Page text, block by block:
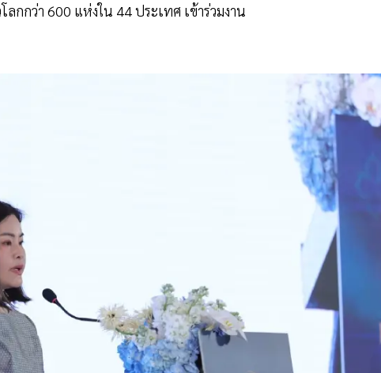
กกว่า 600 แห่งใน 44 ประเทศ เข้าร่วมงาน